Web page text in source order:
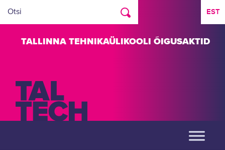
EST
TALLINNA TEHNIKAÜLIKOOLI ÕIGUSAKTID